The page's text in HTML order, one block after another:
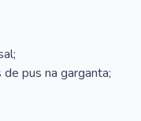
pus na garganta;